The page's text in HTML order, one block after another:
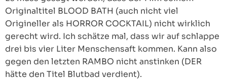
Originaltitel BLOOD BATH (auch nicht viel
Origineller als HORROR COCKTAIL) nicht wirklich
gerecht wird. Ich schätze mal, dass wir auf schlappe
drei bis vier Liter Menschensaft kommen. Kann also
gegen den letzten RAMBO nicht anstinken (DER
hätte den Titel Blutbad verdient).